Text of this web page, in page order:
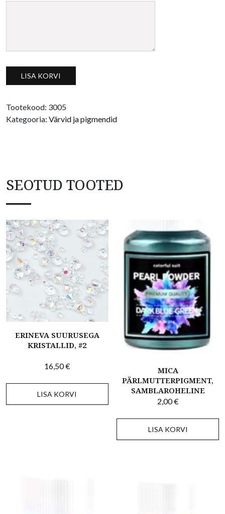
Punastes toonides sädeluspulbrite komplekt, 6 tk kogus
LISA KORVI
Tootekood: 3005
Kategooria: Värvid ja pigmendid
SEOTUD TOOTED
ERINEVA SUURUSEGA
KRISTALLID, #2
16,50€
LISA KORVI
MICA
PÄRLMUTTERPIGMENT,
SAMBLAROHELINE
2,00€
LISA KORVI